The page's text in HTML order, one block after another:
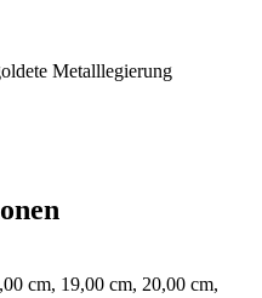
Metalllegierung
cm, 19,00 cm, 20,00 cm,